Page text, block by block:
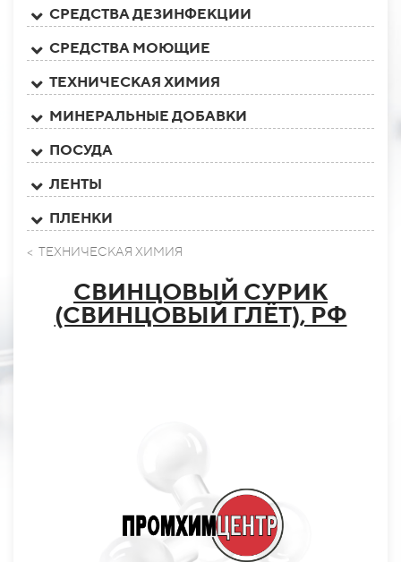
СРЕДСТВА ДЕЗИНФЕКЦИИ
СРЕДСТВА МОЮЩИЕ
ТЕХНИЧЕСКАЯ ХИМИЯ
МИНЕРАЛЬНЫЕ ДОБАВКИ
ПОСУДА
ЛЕНТЫ
ПЛЕНКИ
< ТЕХНИЧЕСКАЯ ХИМИЯ
СВИНЦОВЫЙ СУРИК
(СВИНЦОВЫЙ ГЛЁТ), РФ